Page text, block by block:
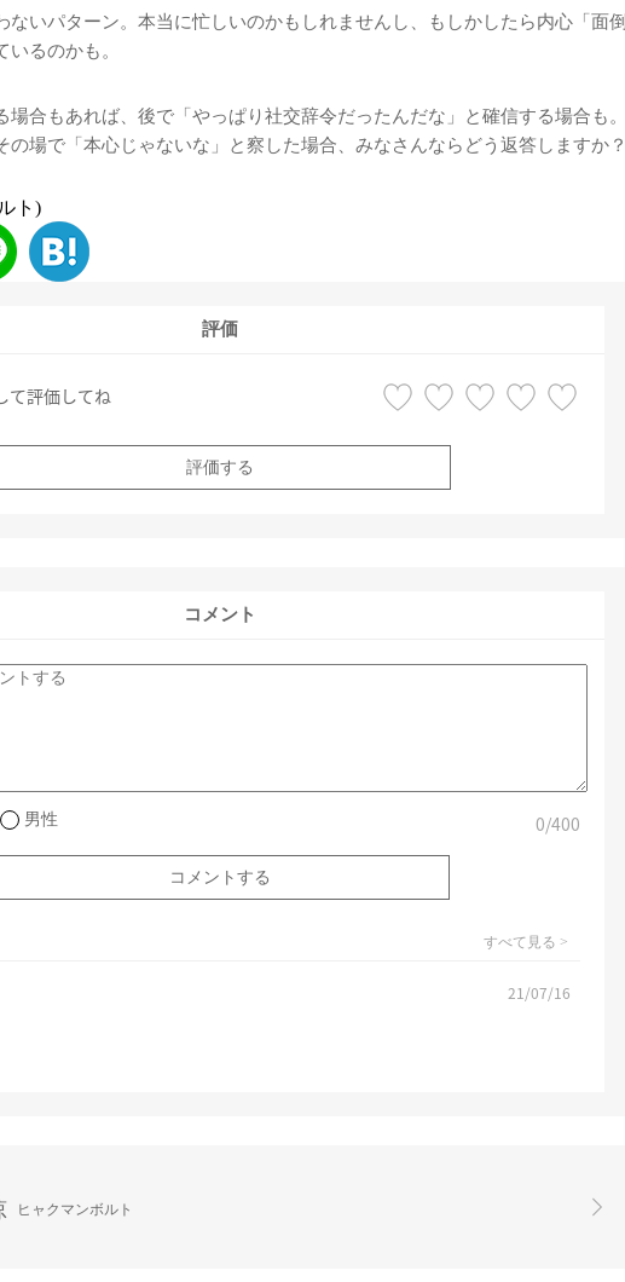
ないパターン。本当に忙しいのかもしれませんし、もしかしたら内心「面倒
るのかも。
場合もあれば、後で「やっぱり社交辞令だったんだな」と確信する場合も。
の場で「本心じゃないな」と察した場合、みなさんならどう返答しますか？
ト)
評価
て評価してね
評価する
コメント
男性 0/400
すべて見る >
21/07/16
ヒャクマンボルト